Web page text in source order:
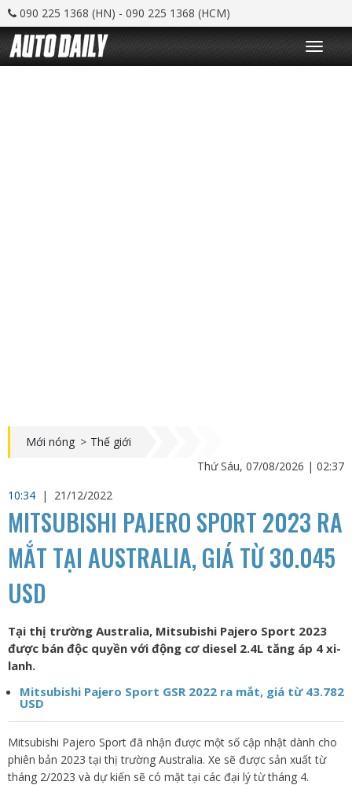
090 225 1368 (HN) - 090 225 1368 (HCM)
T
o
g
Mới nóng > Thế giới
Thứ Sáu, 07/08/2026 | 02:37
10:34 | 21/12/2022
MITSUBISHI PAJERO SPORT 2023 RA
MẮT TẠI AUSTRALIA, GIÁ TỪ 30.045
USD
Tại thị trường Australia, Mitsubishi Pajero Sport 2023
được bán độc quyền với động cơ diesel 2.4L tăng áp 4 xi-
lanh.
Mitsubishi Pajero Sport GSR 2022 ra mắt, giá từ 43.782
USD
Mitsubishi Pajero Sport đã nhận được một số cập nhật dành cho
phiên bản 2023 tại thị trường Australia. Xe sẽ được sản xuất từ
tháng 2/2023 và dự kiến sẽ có mặt tại các đại lý từ tháng 4.